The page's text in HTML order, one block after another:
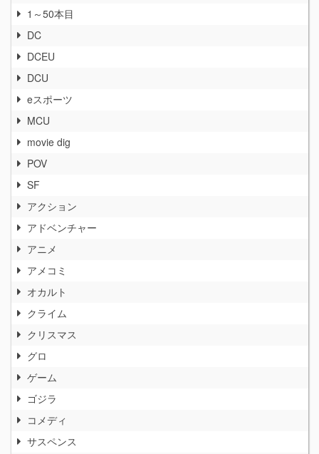
1～50本目
DC
DCEU
DCU
eスポーツ
MCU
movie dig
POV
SF
アクション
アドベンチャー
アニメ
アメコミ
オカルト
クライム
クリスマス
グロ
ゲーム
ゴジラ
コメディ
サスペンス